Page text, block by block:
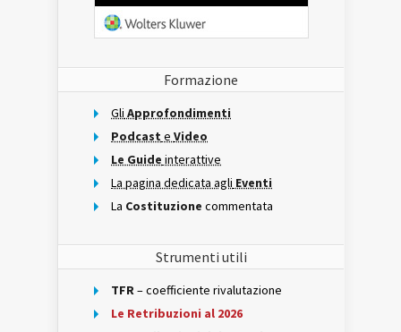
Formazione
Gli Approfondimenti
Podcast e Video
Le Guide interattive
La pagina dedicata agli Eventi
La Costituzione commentata
Strumenti utili
TFR– coefficiente rivalutazione
Le Retribuzioni al 2026